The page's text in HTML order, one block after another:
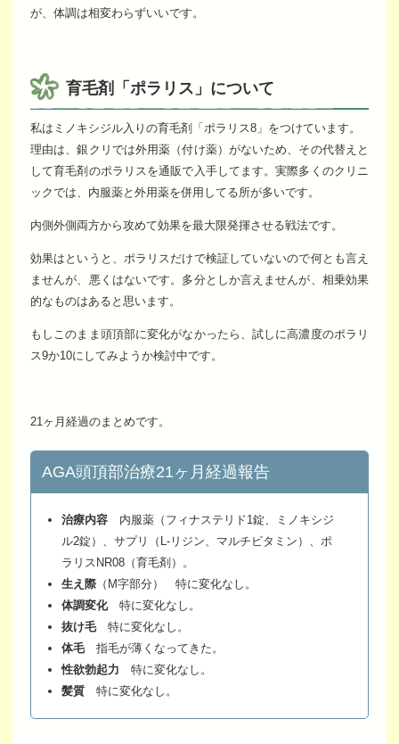
が、体調は相変わらずいいです。
育毛剤「ポラリス」について
私はミノキシジル入りの育毛剤「ポラリス8」をつけています。
理由は、銀クリでは外用薬（付け薬）がないため、その代替えと
して育毛剤のポラリスを通販で入手してます。実際多くのクリニ
ックでは、内服薬と外用薬を併用してる所が多いです。
内側外側両方から攻めて効果を最大限発揮させる戦法です。
効果はというと、ポラリスだけで検証していないので何とも言え
ませんが、悪くはないです。多分としか言えませんが、相乗効果
的なものはあると思います。
もしこのまま頭頂部に変化がなかったら、試しに高濃度のポラリ
ス9か10にしてみようか検討中です。
21ヶ月経過のまとめです。
AGA頭頂部治療21ヶ月経過報告
治療内容 内服薬（フィナステリド1錠、ミノキシジ
ル2錠）、サプリ（L-リジン、マルチビタミン）、ポ
ラリスNR08（育毛剤）。
生え際 （M字部分） 特に変化なし。
体調変化特に変化なし。
抜け毛特に変化なし。
体毛指毛が薄くなってきた。
性欲勃起力 特に変化なし。
髪質 特に変化なし。